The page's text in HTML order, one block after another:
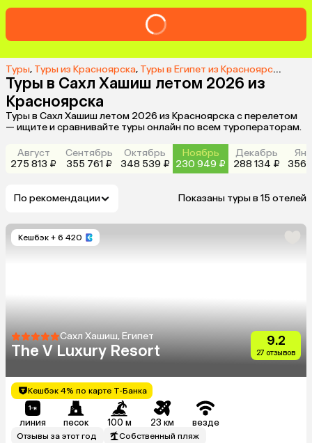
Туры, Туры из Красноярска, Туры в Египет из Красноярска
Туры в Сахл Хашиш летом 2026 из
Красноярска
Туры в Сахл Хашиш летом 2026 из Красноярска с перелетом
— ищите и сравнивайте туры онлайн по всем туроператорам.
Август
275 813 ₽
Сентябрь
355 761 ₽
Октябрь
348 539 ₽
Ноябрь
230 949 ₽
Декабрь
288 134 ₽
356
По рекомендации Показаны туры в 15 отелей
Кешбэк + 6 420
Сахл Хашиш, Египет
The V Luxury Resort
9.2
27 отзывов
Кешбэк 4% по карте Т-Банка
линия песок 100 м 23 км везде
Отзывы за этот год Собственный пляж